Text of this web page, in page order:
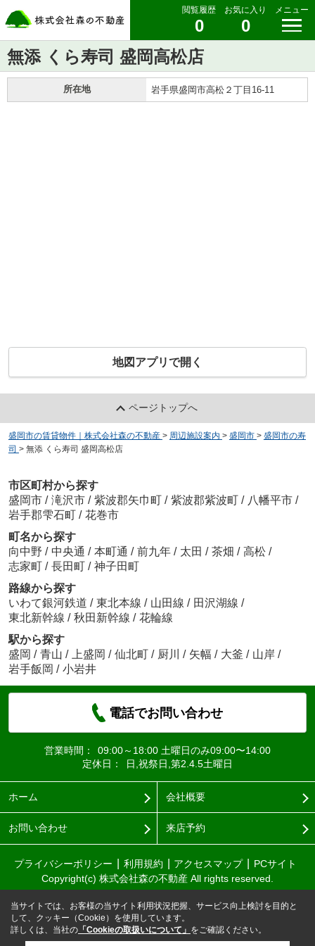
閲覧履歴
0
お気に入り
0
メニュー
無添 くら寿司 盛岡高松店
所在地 岩手県盛岡市高松２丁目16-11
地図アプリで開く
ページトップへ
盛岡市の賃貸物件｜株式会社森の不動産 > 周辺施設案内 > 盛岡市 > 盛岡市の寿
司 > 無添 くら寿司 盛岡高松店
市区町村から探す
盛岡市 / 滝沢市 / 紫波郡矢巾町 / 紫波郡紫波町 / 八幡平市 /
岩手郡雫石町 / 花巻市
町名から探す
向中野 / 中央通 / 本町通 / 前九年 / 太田 / 茶畑 / 高松 /
志家町 / 長田町 / 神子田町
路線から探す
いわて銀河鉄道 / 東北本線 / 山田線 / 田沢湖線 /
東北新幹線 / 秋田新幹線 / 花輪線
駅から探す
盛岡 / 青山 / 上盛岡 / 仙北町 / 厨川 / 矢幅 / 大釜 / 山岸 /
岩手飯岡 / 小岩井
電話でお問い合わせ
営業時間：
09:00～18:00 土曜日のみ09:00〜14:00
定休日：
日,祝祭日,第2.4.5土曜日
ホーム 会社概要
お問い合わせ 来店予約
プライバシーポリシー 利用規約 アクセスマップ
PCサイト
Copyright(c) 株式会社森の不動産 All rights reserved.
当サイトでは、お客様の当サイト利用状況把握、サービス向上検討を目的と
して、クッキー（Cookie）を使用しています。
詳しくは、当社の 「Cookieの取扱いについて」 をご確認ください。